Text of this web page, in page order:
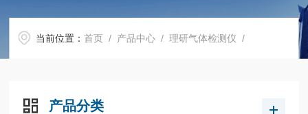
当前位置：首页 / 产品中心 /理研气体检测仪 /
产品分类